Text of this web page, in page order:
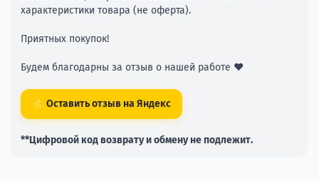
характеристики товара (не оферта).
Приятных покупок!
Будем благодарны за отзыв о нашей работе ❤️
⭐ Оставить отзыв на Яндекс
**Цифровой код возврату и обмену не подлежит.